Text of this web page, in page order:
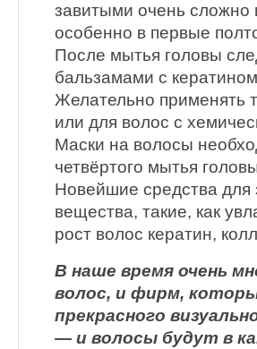
завитыми очень сложно
особенно в первые
После мытья головы
бальзамами с
Желательно применять
или для волос с
Маски на волосы
четвёртого мытья
Новейшие средства для
вещества, такие, как
рост волос кератин,
В наше время очень
волос, и фирм,
прекрасного
— и волосы будут в